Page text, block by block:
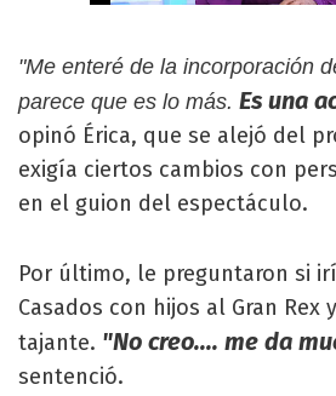
"Me enteré de la incorporación
parece que es lo más. Es una
opinó Érica, que se alejó del
exigía ciertos cambios con
en el guion del espectáculo.
Por último, le preguntaron si
Casados con hijos al Gran Rex
tajante. "No creo.... me da
sentenció.